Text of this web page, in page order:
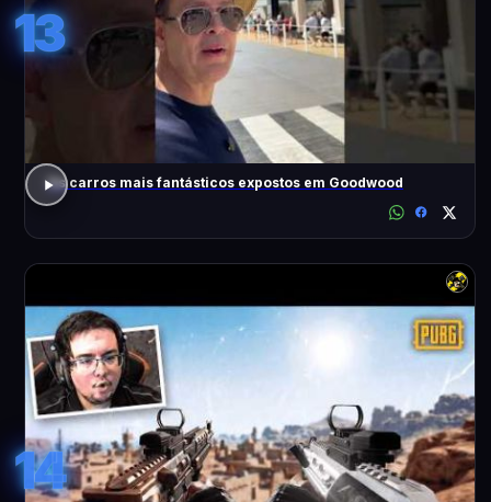
13
Os carros mais fantásticos expostos em Goodwood
14